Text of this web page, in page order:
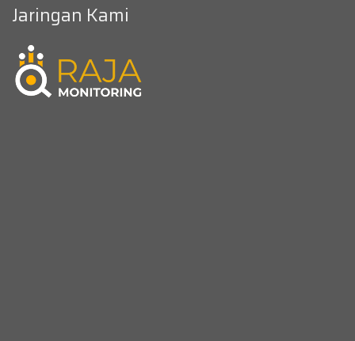
Jaringan Kami